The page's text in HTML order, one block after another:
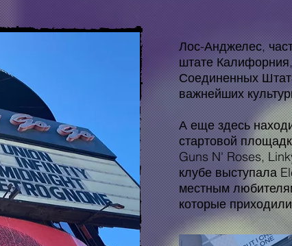
Лос-Анджелес,
штате
Соединенных
важнейших
А еще здесь
стартовой
Guns N' Roses,
клубе выступала
местным
которые